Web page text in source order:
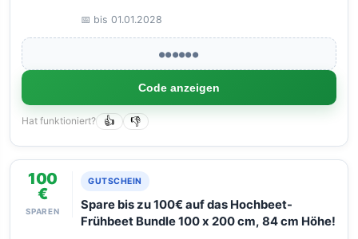
📅 bis 01.01.2028
●●●●●●
Code anzeigen
Hat funktioniert? 👍 👎
100
€
SPAREN
GUTSCHEIN
Spare bis zu 100€ auf das Hochbeet-
Frühbeet Bundle 100 x 200 cm, 84 cm Höhe!